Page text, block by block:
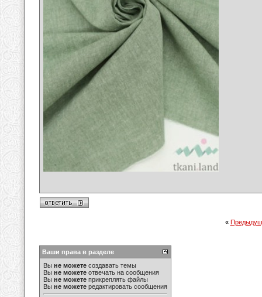
«
Ваши права в разделе
Вы не можете создавать темы
Вы не можете отвечать на сообщения
Вы не можете прикреплять файлы
Вы не можете редактировать сообщения